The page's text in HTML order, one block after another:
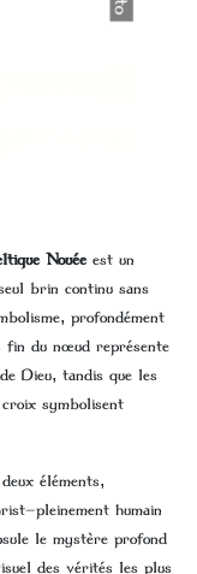
Nouée est un
brin continu sans
profondément
fin du nœud représente
Dieu, tandis que les
symbolisent
éléments,
humain
le mystère profond
des vérités les plus